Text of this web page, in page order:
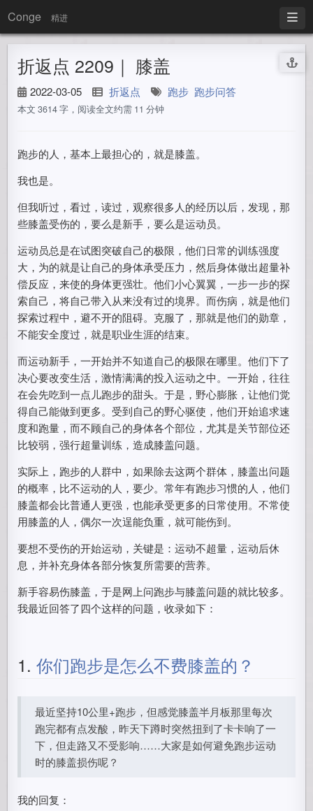
Conge 精进
折返点 2209｜ 膝盖
2022-03-05 折返点 跑步 跑步问答
本文 3614 字，阅读全文约需 11 分钟
跑步的人，基本上最担心的，就是膝盖。
我也是。
但我听过，看过，读过，观察很多人的经历以后，发现，那
些膝盖受伤的，要么是新手，要么是运动员。
运动员总是在试图突破自己的极限，他们日常的训练强度
大，为的就是让自己的身体承受压力，然后身体做出超量补
偿反应，来使的身体更强壮。他们小心翼翼，一步一步的探
索自己，将自己带入从来没有过的境界。而伤病，就是他们
探索过程中，避不开的阻碍。克服了，那就是他们的勋章，
不能安全度过，就是职业生涯的结束。
而运动新手，一开始并不知道自己的极限在哪里。他们下了
决心要改变生活，激情满满的投入运动之中。一开始，往往
在会先吃到一点儿跑步的甜头。于是，野心膨胀，让他们觉
得自己能做到更多。受到自己的野心驱使，他们开始追求速
度和跑量，而不顾自己的身体各个部位，尤其是关节部位还
比较弱，强行超量训练，造成膝盖问题。
实际上，跑步的人群中，如果除去这两个群体，膝盖出问题
的概率，比不运动的人，要少。常年有跑步习惯的人，他们
膝盖都会比普通人更强，也能承受更多的日常使用。不常使
用膝盖的人，偶尔一次逞能负重，就可能伤到。
要想不受伤的开始运动，关键是：运动不超量，运动后休
息，并补充身体各部分恢复所需要的营养。
新手容易伤膝盖，于是网上问跑步与膝盖问题的就比较多。
我最近回答了四个这样的问题，收录如下：
1.你们跑步是怎么不费膝盖的？
最近坚持10公里+跑步，但感觉膝盖半月板那里每次
跑完都有点发酸，昨天下蹲时突然扭到了卡卡响了一
下，但走路又不受影响……大家是如何避免跑步运动
时的膝盖损伤呢？
我的回复：